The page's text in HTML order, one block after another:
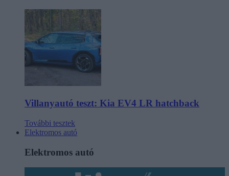
Villanyautó teszt: Kia EV4 LR hatchback
További tesztek
Elektromos autó
Elektromos autó